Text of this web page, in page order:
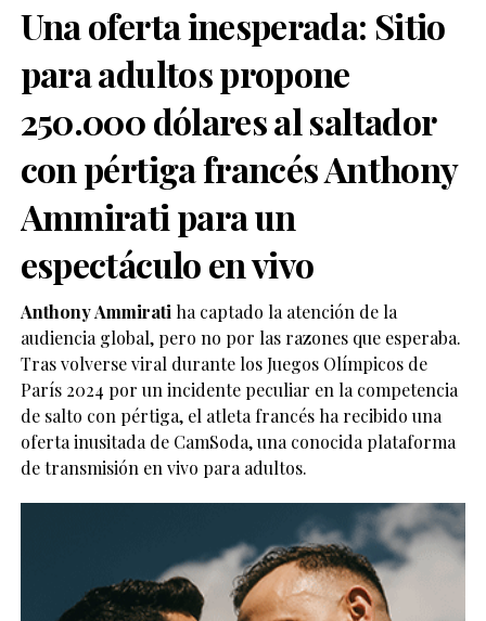
Una oferta inesperada: Sitio
para adultos propone
250.000 dólares al saltador
con pértiga francés Anthony
Ammirati para un
espectáculo en vivo
Anthony Ammirati ha captado la atención de la
audiencia global, pero no por las razones que esperaba.
Tras volverse viral durante los Juegos Olímpicos de
París 2024 por un incidente peculiar en la competencia
de salto con pértiga, el atleta francés ha recibido una
oferta inusitada de CamSoda, una conocida plataforma
de transmisión en vivo para adultos.